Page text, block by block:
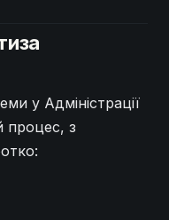
у Адміністрації
процес, з